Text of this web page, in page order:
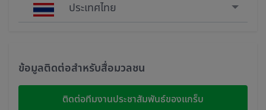
ประเทศไทย
Malaysia
Indonesia
ข้อมูลติดต่อสำหรับสื่อมวลชน
ติดต่อทีมงานประชาสัมพันธ์ของแกร็บ